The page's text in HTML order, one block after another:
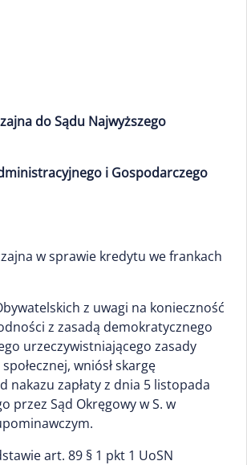
do Sądu Najwyższego
i Gospodarczego
w sprawie kredytu we frankach
z uwagi na konieczność
z zasadą demokratycznego
urzeczywistniającego zasady
wniósł skargę
nakazu zapłaty z dnia 5 listopada
przez Sąd Okręgowy w S. w
art. 89 § 1 pkt 1 UoSN